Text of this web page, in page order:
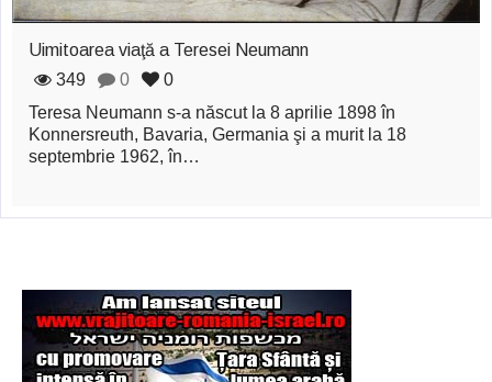
Uimitoarea viaţă a
Teresei Neumann
Derba, un oraş
regele Arthur
Şi-a vândut soţia
Uimitoarea viaţă a Teresei Neumann
349
0
0
Teresa Neumann s-a născut la 8 aprilie 1898 în
Konnersreuth, Bavaria, Germania şi a murit la 18
septembrie 1962, în…